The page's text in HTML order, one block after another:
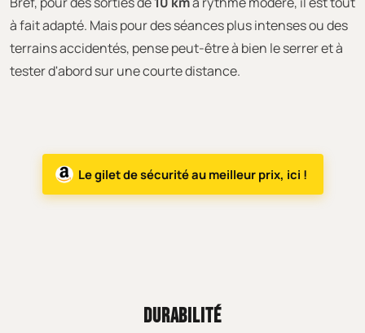
à fait adapté. Mais pour des séances plus intenses ou des
terrains accidentés, pense peut-être à bien le serrer et à
tester d'abord sur une courte distance.
Le gilet de sécurité au meilleur prix, ici !
DURABILITÉ